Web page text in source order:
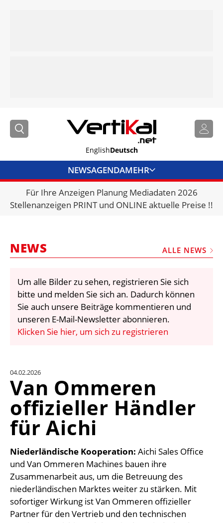
EnglishDeutsch
NEWSAGENDAMEHR
BRANCHENLINKS
VERMIETER
VIDEOS
BIBLIOTHEK
KRAN & BÜHNE
KONTAKT
Für Ihre Anzeigen Planung Mediadaten 2026
Stellenanzeigen PRINT und ONLINE aktuelle Preise !!
NEWS ALLE NEWS
Um alle Bilder zu sehen, registrieren Sie sich
bitte und melden Sie sich an. Dadurch können
Sie auch unsere Beiträge kommentieren und
unseren E-Mail-Newsletter abonnieren.
Klicken Sie hier, um sich zu registrieren
04.02.2026
Van Ommeren
offizieller Händler
für Aichi
Niederländische Kooperation: Aichi Sales Office
und Van Ommeren Machines bauen ihre
Zusammenarbeit aus, um die Betreuung des
niederländischen Marktes weiter zu stärken. Mit
sofortiger Wirkung ist Van Ommeren offizieller
Partner für den Vertrieb und den technischen